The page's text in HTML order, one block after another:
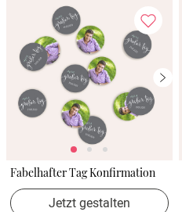
Fabelhafter Tag Konfirmation
Jetzt gestalten